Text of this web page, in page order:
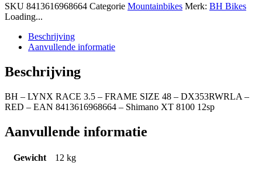
SKU 8413616968664 Categorie Mountainbikes Merk: BH Bikes
Loading...
Beschrijving
Aanvullende informatie
Beschrijving
BH – LYNX RACE 3.5 – FRAME SIZE 48 – DX353RWRLA –
RED – EAN 8413616968664 – Shimano XT 8100 12sp
Aanvullende informatie
Gewicht 12 kg